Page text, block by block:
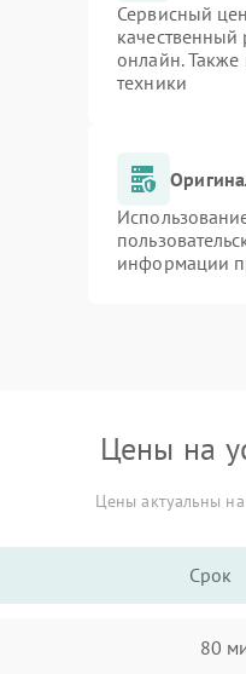
Сервисный
качественный
онлайн. Также
техники
информации
Цены на
Цены актуальны
Срок
80